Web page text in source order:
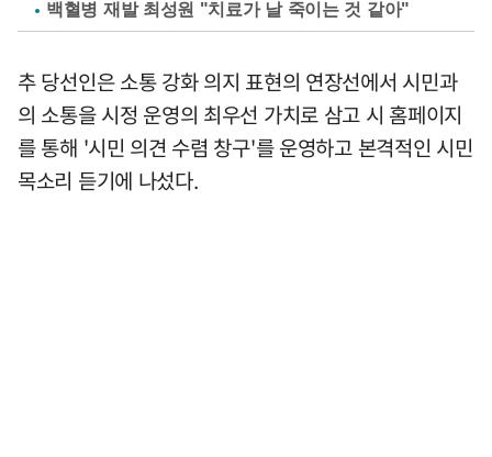
백혈병 재발 최성원 "치료가 날 죽이는 것 같아"
추 당선인은 소통 강화 의지 표현의 연장선에서 시민과
의 소통을 시정 운영의 최우선 가치로 삼고 시 홈페이지
를 통해 '시민 의견 수렴 창구'를 운영하고 본격적인 시민
목소리 듣기에 나섰다.